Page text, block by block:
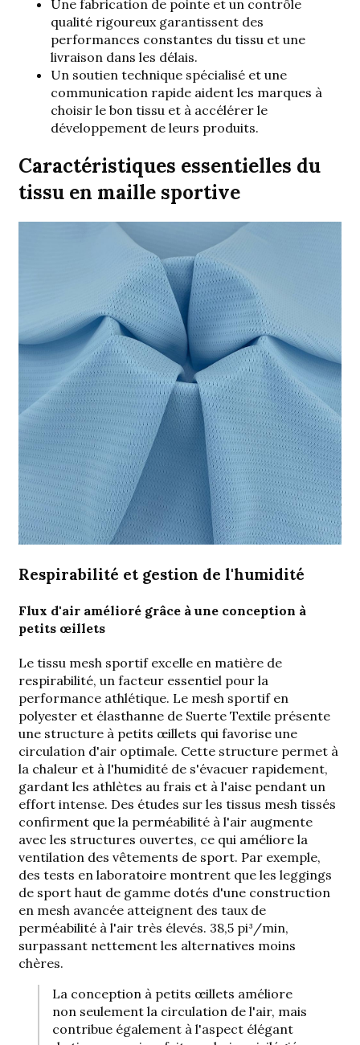
Une fabrication de pointe et un contrôle
qualité rigoureux garantissent des
performances constantes du tissu et une
livraison dans les délais.
Un soutien technique spécialisé et une
communication rapide aident les marques à
choisir le bon tissu et à accélérer le
développement de leurs produits.
Caractéristiques essentielles du
tissu en maille sportive
Respirabilité et gestion de l'humidité
Flux d'air amélioré grâce à une conception à
petits œillets
Le tissu mesh sportif excelle en matière de
respirabilité, un facteur essentiel pour la
performance athlétique. Le mesh sportif en
polyester et élasthanne de Suerte Textile présente
une structure à petits œillets qui favorise une
circulation d'air optimale. Cette structure permet à
la chaleur et à l'humidité de s'évacuer rapidement,
gardant les athlètes au frais et à l'aise pendant un
effort intense. Des études sur les tissus mesh tissés
confirment que la perméabilité à l'air augmente
avec les structures ouvertes, ce qui améliore la
ventilation des vêtements de sport. Par exemple,
des tests en laboratoire montrent que les leggings
de sport haut de gamme dotés d'une construction
en mesh avancée atteignent des taux de
perméabilité à l'air très élevés. 38,5 pi³/min,
surpassant nettement les alternatives moins
chères.
La conception à petits œillets améliore
non seulement la circulation de l'air, mais
contribue également à l'aspect élégant